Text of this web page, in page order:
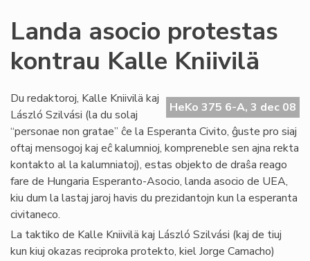
Landa asocio protestas
kontrau Kalle Kniivilä
HeKo 375 6-A, 3 dec 08
Du redaktoroj, Kalle Kniivilä kaj
László Szilvási (la du solaj
“personae non gratae” ĉe la Esperanta Civito, ĝuste pro siaj
oftaj mensogoj kaj eĉ kalumnioj, kompreneble sen ajna rekta
kontakto al la kalumniatoj), estas objekto de draŝa reago
fare de Hungaria Esperanto-Asocio, landa asocio de UEA,
kiu dum la lastaj jaroj havis du prezidantojn kun la esperanta
civitaneco.
La taktiko de Kalle Kniivilä kaj László Szilvási (kaj de tiuj
kun kiuj okazas reciproka protekto, kiel Jorge Camacho)